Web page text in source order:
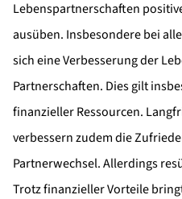
Lebenspartnerschaften
ausüben. Insbesondere bei
sich eine Verbesserung der
Partnerschaften. Dies gilt
finanzieller Ressourcen.
verbessern zudem die
Partnerwechsel. Allerdings
Trotz finanzieller Vorteile